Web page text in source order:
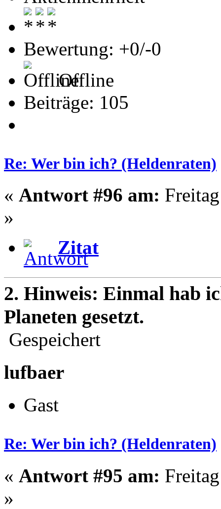
Bewertung: +0/-0
Offline
Beiträge: 105
Re: Wer bin ich? (Heldenraten)
« Antwort #96 am:
»
Zitat
2. Hinweis: Einmal hab
Planeten gesetzt.
Gespeichert
lufbaer
Gast
Re: Wer bin ich? (Heldenraten)
« Antwort #95 am:
»